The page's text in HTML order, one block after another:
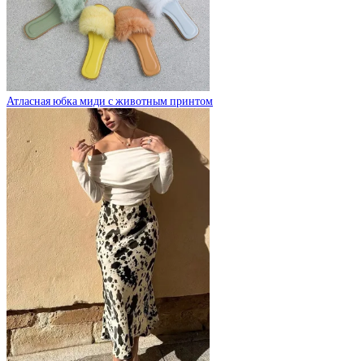
Атласная юбка миди с животным принтом